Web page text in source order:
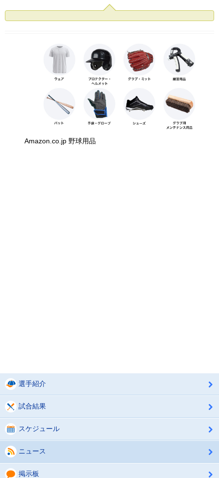
Amazon.co.jp 野球用品
選手紹介
試合結果
スケジュール
ニュース
掲示板